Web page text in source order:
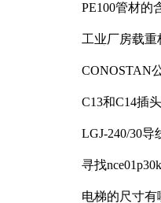
PE100管材的
工业厂房载重
CONOSTAN
C13和C14插
LGJ-240/30
寻找
电梯的尺寸有